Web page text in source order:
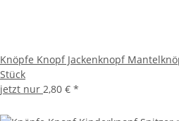
Knöpfe Knopf Jackenknopf
Stück
jetzt nur 2,80 € *